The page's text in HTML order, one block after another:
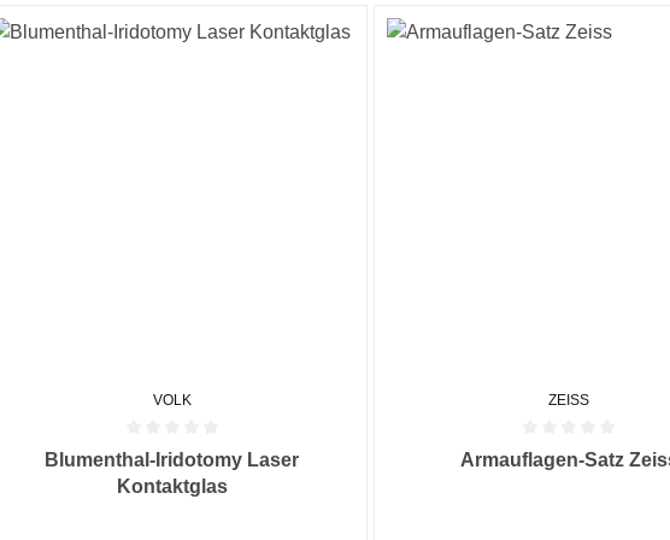
VOLK
Durchschnittliche Bewertung von 0 von 5 Sternen
Blumenthal-Iridotomy Laser
Kontaktglas
ZEISS
Durchschnittliche Bewertung
Armauflagen-Satz